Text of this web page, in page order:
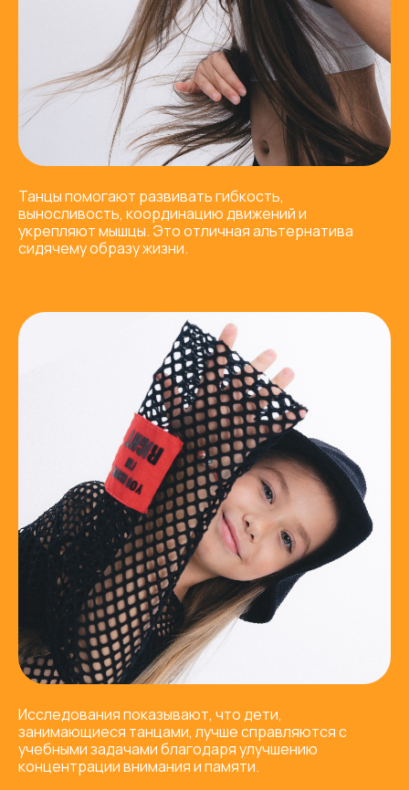
Танцы помогают развивать гибкость,
выносливость, координацию движений и
укрепляют мышцы. Это отличная альтернатива
сидячему образу жизни.
Исследования показывают, что дети,
занимающиеся танцами, лучше справляются с
учебными задачами благодаря улучшению
концентрации внимания и памяти.